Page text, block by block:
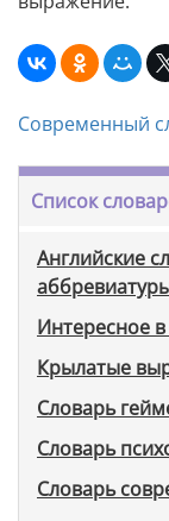
Современный
Список
Английские
Интересное
Крылатые
Словарь
Словарь
Словарь